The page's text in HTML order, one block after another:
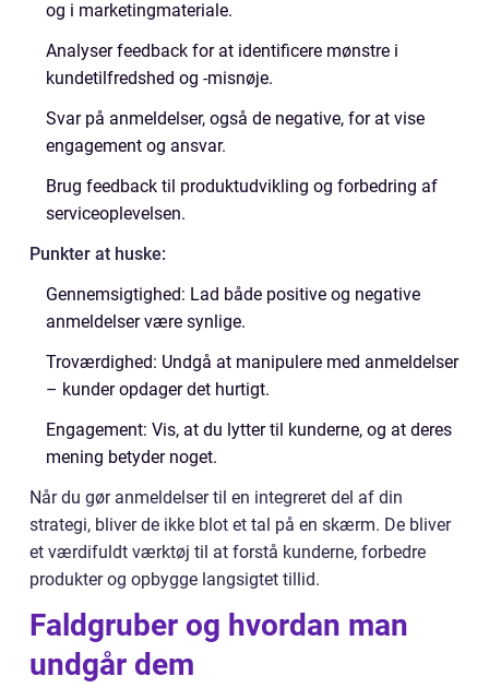
og i marketingmateriale.
Analyser feedback for at identificere mønstre i
kundetilfredshed og -misnøje.
Svar på anmeldelser, også de negative, for at vise
engagement og ansvar.
Brug feedback til produktudvikling og forbedring af
serviceoplevelsen.
Punkter at huske:
Gennemsigtighed: Lad både positive og negative
anmeldelser være synlige.
Troværdighed: Undgå at manipulere med anmeldelser
– kunder opdager det hurtigt.
Engagement: Vis, at du lytter til kunderne, og at deres
mening betyder noget.
Når du gør anmeldelser til en integreret del af din
strategi, bliver de ikke blot et tal på en skærm. De bliver
et værdifuldt værktøj til at forstå kunderne, forbedre
produkter og opbygge langsigtet tillid.
Faldgruber og hvordan man
undgår dem